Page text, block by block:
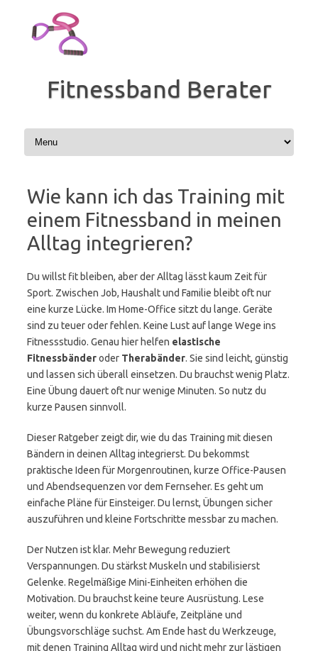
springen
Fitnessband Berater
Wie kann ich das Training mit
einem Fitnessband in meinen
Alltag integrieren?
Du willst fit bleiben, aber der Alltag lässt kaum Zeit für
Sport. Zwischen Job, Haushalt und Familie bleibt oft nur
eine kurze Lücke. Im Home-Office sitzt du lange. Geräte
sind zu teuer oder fehlen. Keine Lust auf lange Wege ins
Fitnessstudio. Genau hier helfen elastische
Fitnessbänderoder Therabänder. Sie sind leicht, günstig
und lassen sich überall einsetzen. Du brauchst wenig Platz.
Eine Übung dauert oft nur wenige Minuten. So nutz du
kurze Pausen sinnvoll.
Dieser Ratgeber zeigt dir, wie du das Training mit diesen
Bändern in deinen Alltag integrierst. Du bekommst
praktische Ideen für Morgenroutinen, kurze Office-Pausen
und Abendsequenzen vor dem Fernseher. Es geht um
einfache Pläne für Einsteiger. Du lernst, Übungen sicher
auszuführen und kleine Fortschritte messbar zu machen.
Der Nutzen ist klar. Mehr Bewegung reduziert
Verspannungen. Du stärkst Muskeln und stabilisierst
Gelenke. Regelmäßige Mini-Einheiten erhöhen die
Motivation. Du brauchst keine teure Ausrüstung. Lese
weiter, wenn du konkrete Abläufe, Zeitpläne und
Übungsvorschläge suchst. Am Ende hast du Werkzeuge,
mit denen Training Alltag wird und nicht mehr zur lästigen